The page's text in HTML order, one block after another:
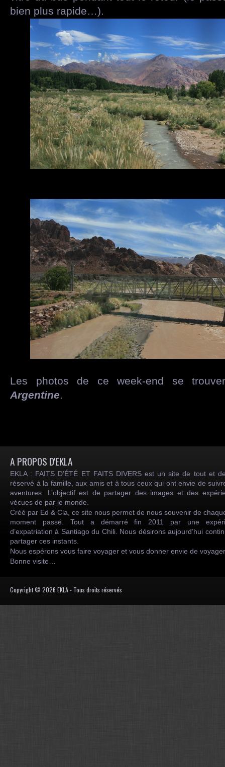
bien plus rapide…).
Les photos de ce week-end se
Argentine.
A PROPOS D'EKLA
EKLA : FAITS D’ÉTÉ ET FAITS DIVERS est un site de tout et
réservé à la famille, aux amis et à tous ceux qui ont envie de
aventures. L’objectif est de partager des images et des
vécues de par le monde.
Créé par Ed & Cla, ce site nous permet de nous souvenir de
moment passé. Tout a démarré fin 2011 par une
d’expatriation à Santiago du Chili. Nous désirons aujourd’hui
partager ces instants.
Nous espérons vous faire voyager et vous donner envie de
Bonne visite…
Copyright © 2026 EKLA - Tous droits réservés